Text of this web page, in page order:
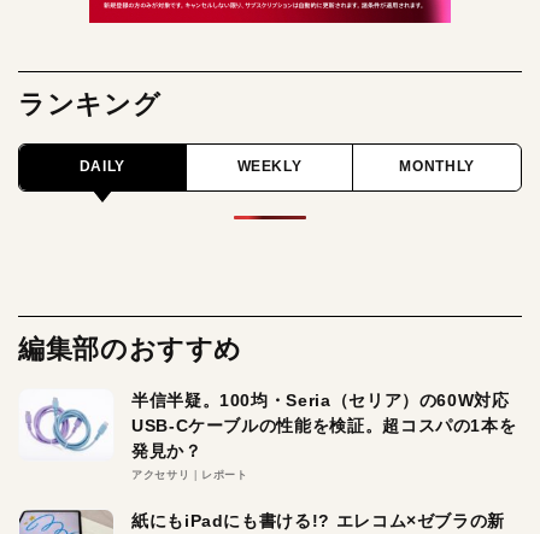
ランキング
DAILY WEEKLY MONTHLY
編集部のおすすめ
半信半疑。100均・Seria（セリア）の60W対応
USB-Cケーブルの性能を検証。超コスパの1本を
発見か？
アクセサリ レポート
紙にもiPadにも書ける!? エレコム×ゼブラの新